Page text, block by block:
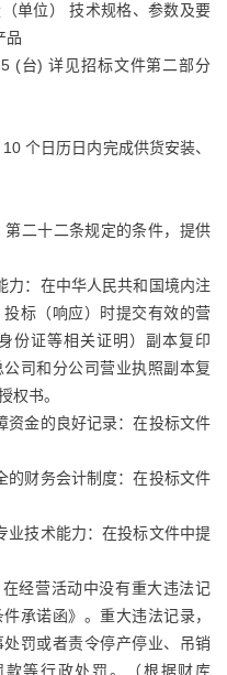
单位） 技术规格、参数及要
品
(台) 详见招标文件第二部分
个日历日内完成供货安装、
二十二条规定的条件，提供
力：在中华人民共和国境内注
标（响应）时提交有效的营
份证等相关证明）副本复印
司和分公司营业执照副本复
权书。
资金的良好记录：在投标文件
的财务会计制度：在投标文件
业技术能力：在投标文件中提
经营活动中没有重大违法记
承诺函》。重大违法记录，
罚或者责令停产停业、吊销
等行政处罚。（根据财库